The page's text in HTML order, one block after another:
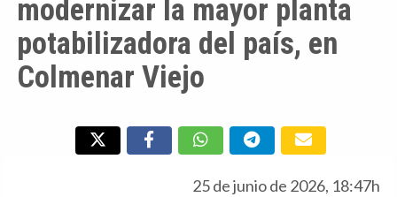
modernizar la mayor planta
potabilizadora del país, en
Colmenar Viejo
25 de junio de 2026, 18:47h